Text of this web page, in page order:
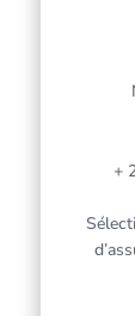
+